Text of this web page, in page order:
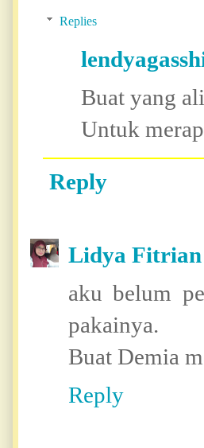
Replies
Buat yang
Untuk
Reply
Lidya Fitrian
aku belum
pakainya.
Buat Demia
Reply